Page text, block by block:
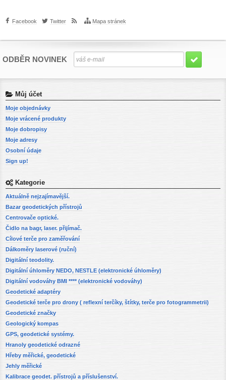
Facebook Twitter Mapa stránek
ODBĚR NOVINEK
Můj účet
Moje objednávky
Moje vrácené produkty
Moje dobropisy
Moje adresy
Osobní údaje
Sign up!
Kategorie
Aktuálně nejzajímavější.
Bazar geodetických přístrojů
Centrovače optické.
Čidlo na bagr, laser. přijímač.
Cílové terče pro zaměřování
Dálkoměry laserové (ruční)
Digitální teodolity.
Digitální úhloměry NEDO, NESTLE (elektronické úhloměry)
Digitální vodováhy BMI **** (elektronické vodováhy)
Geodetické adaptéry
Geodetické terče pro drony ( reflexní terčíky, štítky, terče pro fotogrammetrii)
Geodetické značky
Geologický kompas
GPS, geodetické systémy.
Hranoly geodetické odrazné
Hřeby měřické, geodetické
Jehly měřické
Kalibrace geodet. přístrojů a příslušenství.